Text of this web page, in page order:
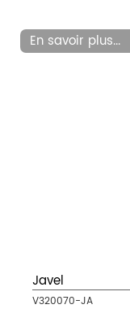
En savoir plus...
Javel
V320070-JA